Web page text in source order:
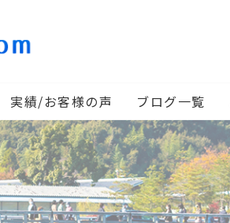
実績/お客様の声 ブログ一覧